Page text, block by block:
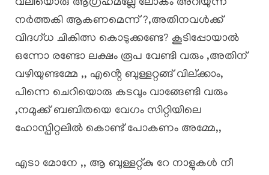
നർത്തകി ആകണമെന്ന് ?,അതിനവൾക്ക്
വിദഗ്ധ ചികിത്സ കൊടുക്കണ്ടേ? കൂടിപ്പോയാൽ
ഒന്നോ രണ്ടോ ലക്ഷം രൂപ വേണ്ടി വരും ,അതിന്
വഴിയുണ്ടമ്മേ ,, എൻ്റെ ബുള്ളറ്റങ്ങ് വില്ക്കാം,
പിന്നെ ചെറിയൊരു കടവും വാങ്ങേണ്ടി വരും
,നമുക്ക് ബബിതയെ വേഗം സിറ്റിയിലെ
ഹോസ്പിറ്റലിൽ കൊണ്ട് പോകണം അമ്മേ,,
എടാ മോനേ ,, ആ ബുള്ളറ്റ്കു റേ നാളുകൾ നീ